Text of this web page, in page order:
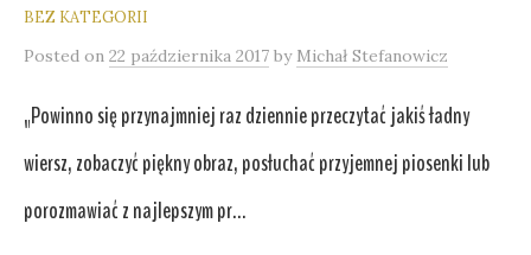
BEZ KATEGORII
Posted on 22 października 2017 by Michał Stefanowicz
„Powinno się przynajmniej raz dziennie przeczytać jakiś ładny
wiersz, zobaczyć piękny obraz, posłuchać przyjemnej piosenki lub
porozmawiać z najlepszym pr...